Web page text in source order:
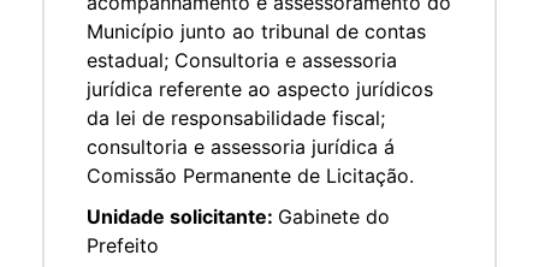
Município junto ao tribunal de contas
estadual; Consultoria e assessoria
jurídica referente ao aspecto jurídicos
da lei de responsabilidade fiscal;
consultoria e assessoria jurídica á
Comissão Permanente de Licitação.
Unidade solicitante: Gabinete do
Prefeito